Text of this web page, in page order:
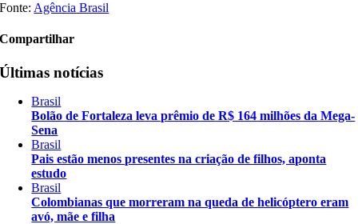
Fonte: Agência Brasil
Compartilhar
Últimas notícias
Brasil
Bolão de Fortaleza leva prêmio de R$ 164 milhões da Mega-
Sena
Brasil
Pais estão menos presentes na criação de filhos, aponta
estudo
Brasil
Colombianas que morreram na queda de helicóptero eram
avó, mãe e filha